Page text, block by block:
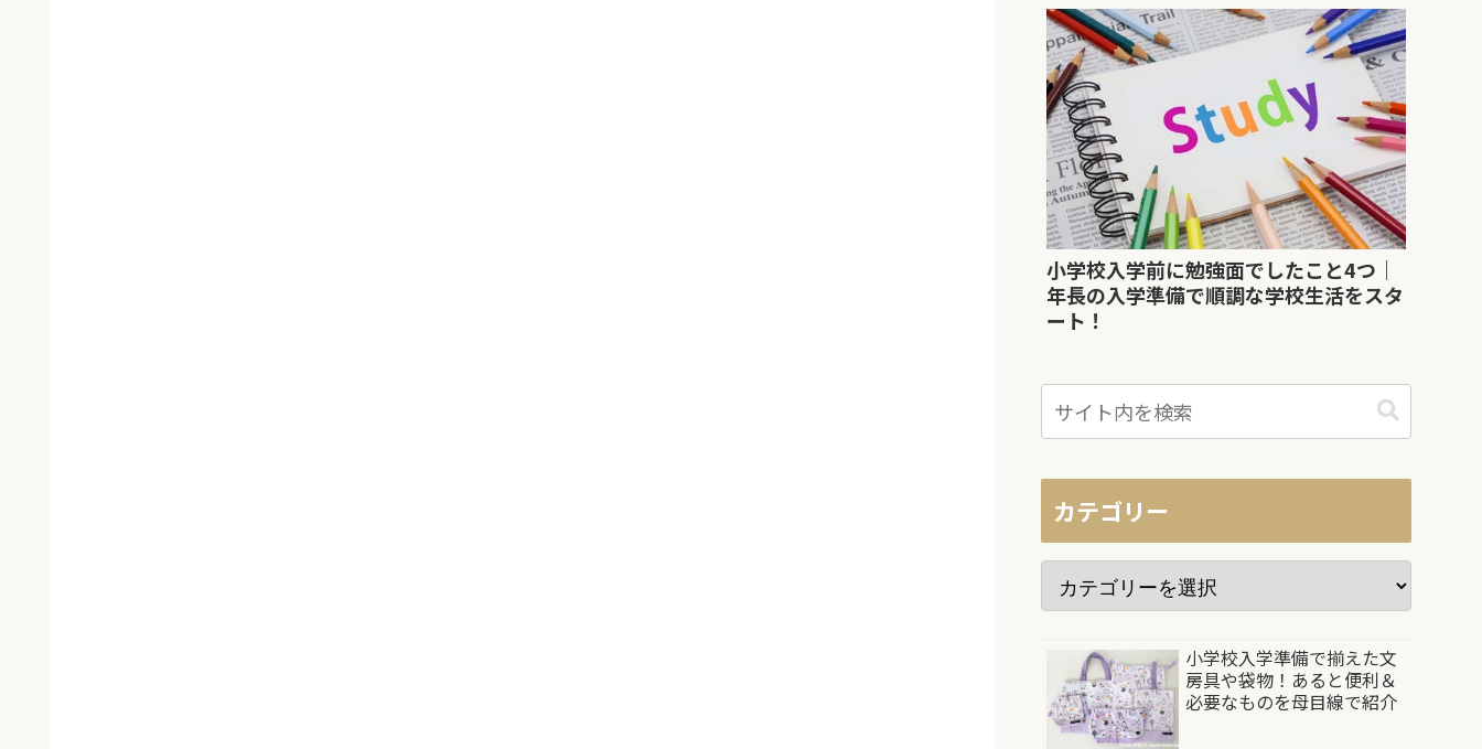
小学校入学前に勉強面でしたこと4つ｜
年長の入学準備で順調な学校生活をスタ
ート！
カテゴリー
小学校入学準備で揃えた文
房具や袋物！あると便利＆
必要なものを母目線で紹介